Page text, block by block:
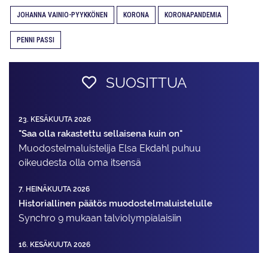
JOHANNA VAINIO-PYYKKÖNEN KORONA KORONAPANDEMIA
PENNI PASSI
SUOSITTUA
23. KESÄKUUTA 2026
"Saa olla rakastettu sellaisena kuin on"
Muodostelma­luistelija Elsa Ekdahl puhuu
oikeudesta olla oma itsensä
7. HEINÄKUUTA 2026
Historiallinen päätös muodostelmaluistelulle
Synchro 9 mukaan talviolympialaisiin
16. KESÄKUUTA 2026